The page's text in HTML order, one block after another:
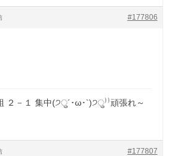
#177806
２－１ 集中(੭ु´･ω･`)੭ु⁾⁾頑張れ～
#177807